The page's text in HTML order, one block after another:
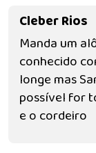
Cleber Rios
Manda um
conhecido
longe mas
possível for
e o cordeiro